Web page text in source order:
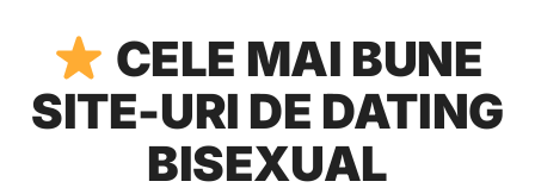
CELE MAI BUNE
SITE-URI DE DATING
BISEXUAL